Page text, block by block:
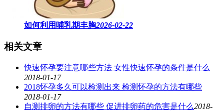
如何利用哺乳期丰胸2026-02-22
相关文章
快速怀孕要注意哪些方法 女性快速怀孕的条件是什么
2018-01-17
2018怀孕多久可以检测出来 检测怀孕的方法有哪些
2018-01-17
自测排卵的方法有哪些 促进排卵药的危害是什么2018-